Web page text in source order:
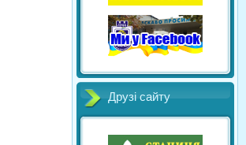
Друзі сайту